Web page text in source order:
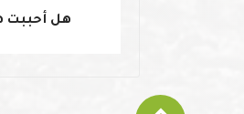
هل أحببت